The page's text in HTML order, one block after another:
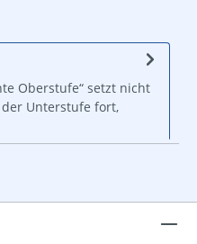
Oberstufe“ setzt nicht
Unterstufe fort,